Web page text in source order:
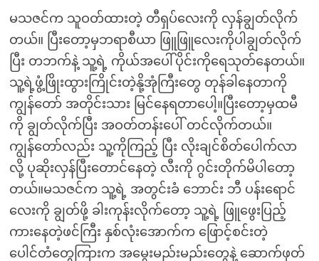
မသဇင်က သူဝတ်ထားတဲ့ တီရှပ်လေးကို လှန်ချွတ်လိုက်
တယ်။ ပြီးတော့မှဘရာစီယာ ဖြူဖြူလေးကိုပါချွတ်လိုက်
ပြီး တဘက်နဲ့ သူ့ရဲ့ ကိုယ်အပေါ်ပိုင်းကိုရေသုတ်နေတယ်။
သူ့ရဲ့ဖွံ့ဖြိုးထွားကြိုင်းတဲ့နို့အုံကြီးတွေ တုန်ခါနေတာကို
ကျွန်တော် အတိုင်းသား မြင်နေရတာပေါ့။ပြီးတော့မှထမီ
ကို ချွတ်လိုက်ပြီး အဝတ်တန်းပေါ် တင်လိုက်တယ်။
ကျွန်တော်လည်း သူ့ကိုကြည့် ပြီး လိုးချင်စိတ်ပေါက်လာ
လို့ ပုဆိုးလှန်ပြီးတောင်နေတဲ့ လီးကို ဂွင်းတိုက်မိပါတော့
တယ်။မသဇင်က သူ့ရဲ့ အတွင်းခံ ဘောင်း ဘီ ပန်းရောင်
လေးကို ချွတ်ဖို့ ခါးကုန်းလိုက်တော့ သူ့ရဲ့ ဖြူဖွေးပြည့်
ကားနေတဲ့ဖင်ကြီး နှစ်လုံးအောက်က ဖြောင့်စင်းတဲ့
ပေါင်တံတွေကြားက အမွေးမည်းမည်းတွေနဲ့ ဆောက်ဖုတ်